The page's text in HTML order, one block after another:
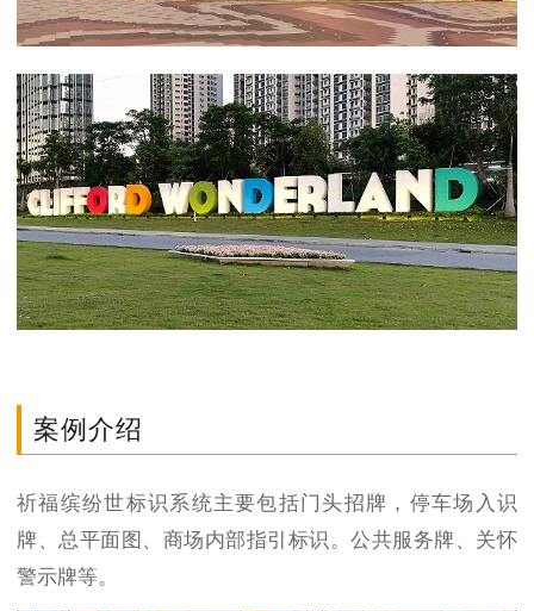
案例介绍
祈福缤纷世标识系统主要包括门头招牌，停车场入识
牌、总平面图、商场内部指引标识。公共服务牌、关怀
警示牌等。